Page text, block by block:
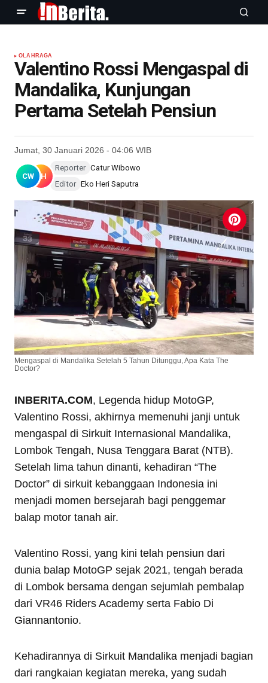
OLAHRAGA
Valentino Rossi Mengaspal di
Mandalika, Kunjungan
Pertama Setelah Pensiun
Jumat, 30 Januari 2026 - 04:06 WIB
CW EH
Reporter Catur Wibowo
Editor Eko Heri Saputra
Mengaspal di Mandalika Setelah 5 Tahun Ditunggu, Apa Kata The
Doctor?
INBERITA.COM, Legenda hidup MotoGP,
Valentino Rossi, akhirnya memenuhi janji untuk
mengaspal di Sirkuit Internasional Mandalika,
Lombok Tengah, Nusa Tenggara Barat (NTB).
Setelah lima tahun dinanti, kehadiran “The
Doctor” di sirkuit kebanggaan Indonesia ini
menjadi momen bersejarah bagi penggemar
balap motor tanah air.
Valentino Rossi, yang kini telah pensiun dari
dunia balap MotoGP sejak 2021, tengah berada
di Lombok bersama dengan sejumlah pembalap
dari VR46 Riders Academy serta Fabio Di
Giannantonio.
Kehadirannya di Sirkuit Mandalika menjadi bagian
dari rangkaian kegiatan mereka, yang sudah